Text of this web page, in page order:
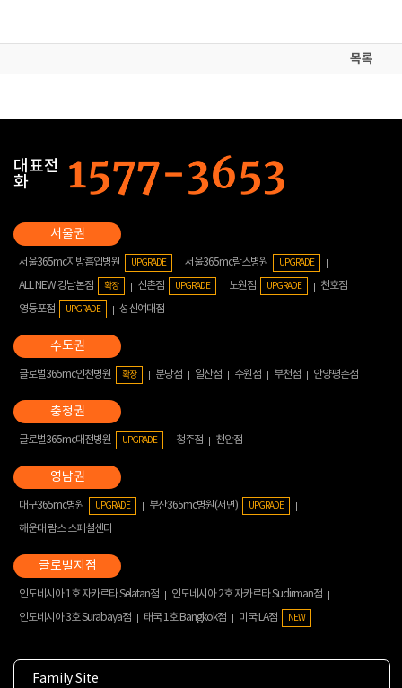
목록
대표전
화
서울365mc지방흡입병원 UPGRADE 서울365mc람스병원 UPGRADE
ALL NEW 강남본점 확장 신촌점 UPGRADE 노원점 UPGRADE
천호점
영등포점
UPGRADE 성신여대점
글로벌365mc인천병원 확장 분당점 일산점 수원점 부천점 안양평촌점
글로벌365mc대전병원 UPGRADE 청주점 천안점
대구365mc병원 UPGRADE 부산365mc병원(서면) UPGRADE
해운대 람스 스페셜센터
인도네시아 1호 자카르타 Selatan점
인도네시아 2호 자카르타 Sudirman점
인도네시아 3호 Surabaya점
태국 1호 Bangkok점 미국 LA점 NEW
Family Site